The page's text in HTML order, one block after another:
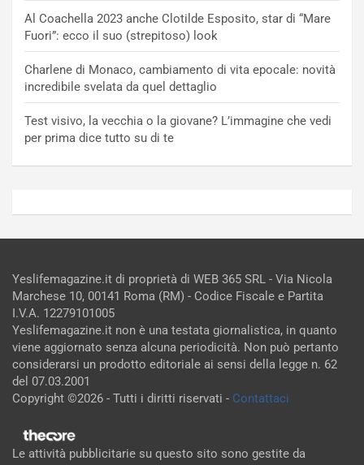
Al Coachella 2023 anche Clotilde Esposito, star di “Mare
Fuori”: ecco il suo (strepitoso) look
Charlene di Monaco, cambiamento di vita epocale: novità
incredibile svelata da quel dettaglio
Test visivo, la vecchia o la giovane? L’immagine che vedi
per prima dice tutto su di te
Yeslifemagazine.it di proprietà di WEB 365 SRL - Via Nicola
Marchese 10, 00141 Roma (RM) - Codice Fiscale e Partita
I.V.A. 12279101005
Yeslifemagazine.it non è una testata giornalistica, in quanto
viene aggiornato senza alcuna periodicità. Non può pertanto
considerarsi un prodotto editoriale ai sensi della legge n. 62
del 07.03.2001
Copyright ©2026 - Tutti i diritti riservati - Contattaci
Le attività pubblicitarie su questo sito sono gestite da